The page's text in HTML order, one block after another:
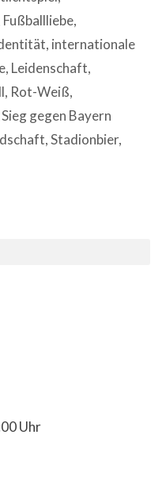
Fußballliebe,
, internationale
, Leidenschaft,
, Rot-Weiß,
Sieg gegen Bayern
,Stadionbier,
Uhr